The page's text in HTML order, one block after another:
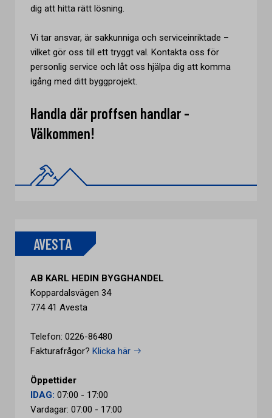
dig att hitta rätt lösning.
Vi tar ansvar, är sakkunniga och serviceinriktade –
vilket gör oss till ett tryggt val. Kontakta oss för
personlig service och låt oss hjälpa dig att komma
igång med ditt byggprojekt.
Handla där proffsen handlar -
Välkommen!
AVESTA
AB KARL HEDIN BYGGHANDEL
Koppardalsvägen 34
774 41 Avesta
Telefon: 0226-86480
Fakturafrågor? Klicka här
Öppettider
IDAG: 07:00 - 17:00
Vardagar: 07:00 - 17:00